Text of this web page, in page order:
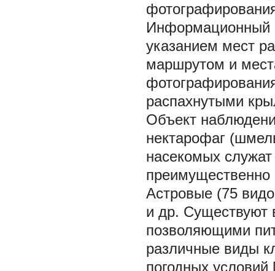
Информационный
указанием мест
маршрутом и
распахнутыми
Объект
нектарофаг
насекомых
Астровые (75
и др. Существуют
позволяющими
различные виды
погодных условий